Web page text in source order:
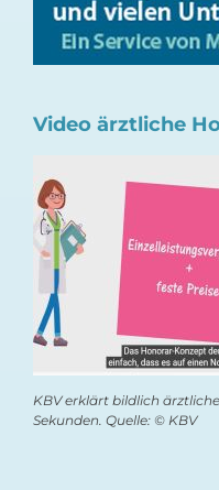
Video ärztliche
KBV erklärt bildlich
Sekunden. Quelle: © KBV